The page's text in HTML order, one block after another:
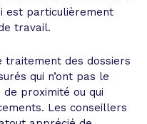
est particulièrement
travail.
traitement des dossiers
qui n’ont pas le
proximité ou qui
Les conseillers